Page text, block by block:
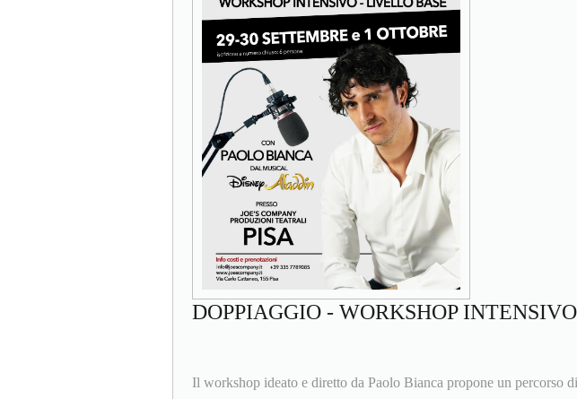
DOPPIAGGIO - WORKSHOP
Il workshop ideato e diretto da Paolo Bianca propone un percorso